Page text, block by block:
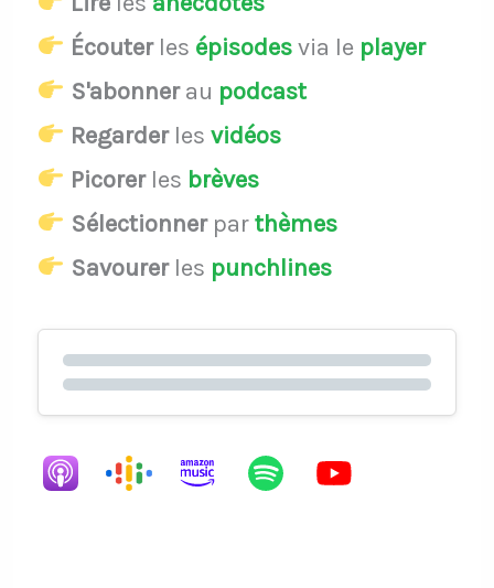
Écouterles épisodesvia le player
S'abonnerau podcast
Regarderles vidéos
Picorerles brèves
Sélectionnerparthèmes
Savourerles punchlines